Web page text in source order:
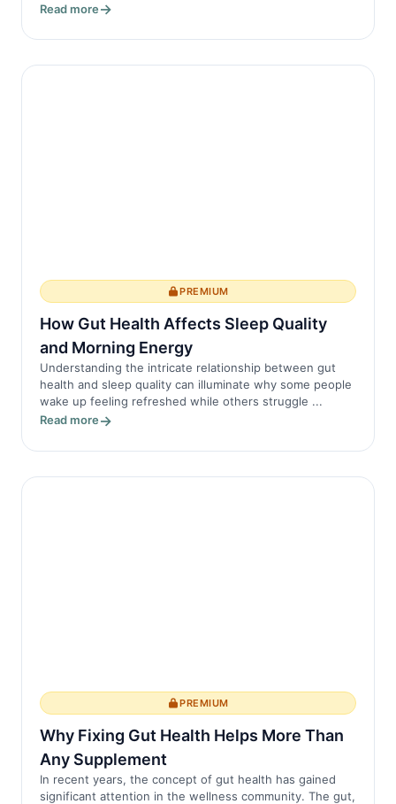
Read more
PREMIUM
How Gut Health Affects Sleep Quality
and Morning Energy
Understanding the intricate relationship between gut
health and sleep quality can illuminate why some people
wake up feeling refreshed while others struggle ...
Read more
PREMIUM
Why Fixing Gut Health Helps More Than
Any Supplement
In recent years, the concept of gut health has gained
significant attention in the wellness community. The gut,